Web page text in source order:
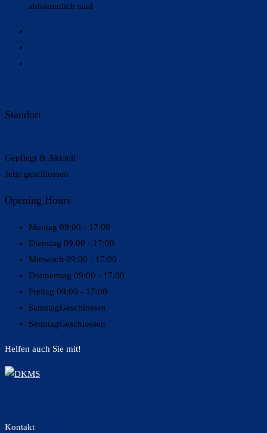
abkömmlich sind
Standort
Gepflegt & Aktuell
Jetzt geschlossen
Opening Hours
Montag 09:00 - 17:00
Dienstag 09:00 - 17:00
Mittwoch 09:00 - 17:00
Donnerstag 09:00 - 17:00
Freitag 09:00 - 17:00
SamstagGeschlossen
SonntagGeschlossen
Helfen auch Sie mit!
Kontakt